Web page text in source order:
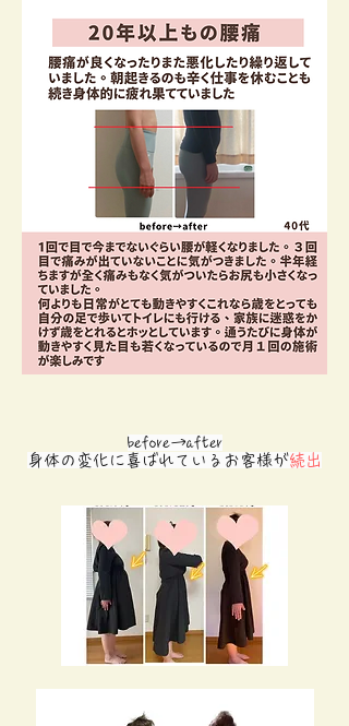
before→after
​ ​身体の変化に喜ばれているお客様が続出